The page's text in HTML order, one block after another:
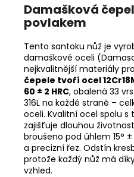
Damašková
povlakem
Tento santoku nůž je
damaškové oceli
nejkvalitnější materiály
čepele tvoří ocel
60 ± 2 HRC, obalená 33
316L na každé straně –
oceli. Kvalitní ocel spolu
zajišťuje dlouhou
broušeno pod úhlem 15°
a precizní řez. Odstín
protože každý nůž má
vzhled.